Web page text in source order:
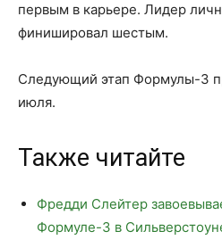
первым в карьере. Лидер
финишировал шестым.
Следующий этап Формулы-3
июля.
Также читайте
Фредди Слейтер
Формуле-3 в